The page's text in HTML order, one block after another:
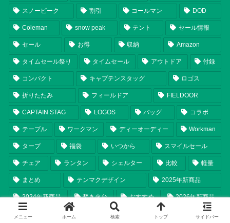
スノーピーク 割引 コールマン DOD
Coleman snow peak テント セール情報
セール お得 収納 Amazon
タイムセール祭り タイムセール アウトドア 付録
コンパクト キャプテンスタッグ ロゴス
折りたたみ フィールドア FIELDOOR
CAPTAIN STAG LOGOS バッグ コラボ
テーブル ワークマン ディーオーディー Workman
タープ 福袋 いつから スマイルセール
チェア ランタン シェルター 比較 軽量
まとめ テンマクデザイン 2025年新商品
2024年新商品 焚き火台 おすすめ 2026年新商品
tent-Mark DESIGNS 保冷
メニュー ホーム 検索 トップ サイドバー